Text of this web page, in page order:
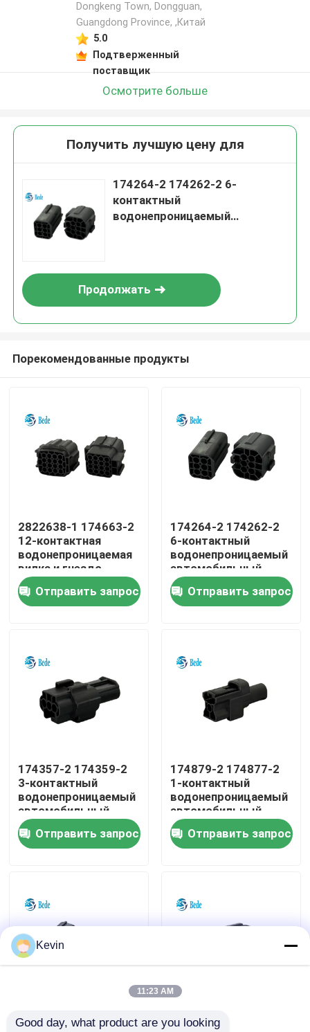
О нас
экскурсия по заводу
Контроль качества
Свяжитесь с нами
Блог
Авиационный соединитель GX
Dongkeng Town, Dongguan,
Guangdong Province, ,Китай
5.0
Подтверженный
поставщик
Осмотрите больше
Получить лучшую цену для
174264-2 174262-2 6-
контактный
водонепроницаемый
Продолжать
Порекомендованные продукты
2822638-1 174663-2
12-контактная
водонепроницаемая
вилка и гнездо
корпуса
автомобильного
разъема
Отправить запрос
174264-2 174262-2
6-контактный
водонепроницаемый
автомобильный
разъем, корпус,
вилка и розетка
Отправить запрос
174357-2 174359-2
3-контактный
водонепроницаемый
автомобильный
разъем, корпус,
вилка и розетка
Отправить запрос
174879-2 174877-2
1-контактный
водонепроницаемый
автомобильный
разъем, корпус,
вилка и розетка
Отправить запрос
4-контактный
16-контактный
Kevin
11:23 AM
Good day, what product are you looking